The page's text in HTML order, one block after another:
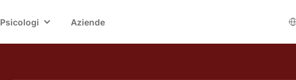
Psicologi Aziende